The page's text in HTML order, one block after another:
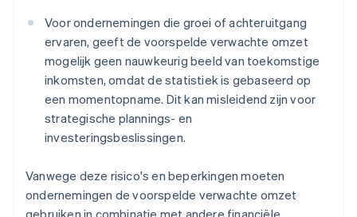
Voor ondernemingen die groei of achteruitgang
ervaren, geeft de voorspelde verwachte omzet
mogelijk geen nauwkeurig beeld van toekomstige
inkomsten, omdat de statistiek is gebaseerd op
een momentopname. Dit kan misleidend zijn voor
strategische plannings- en
investeringsbeslissingen.
Vanwege deze risico's en beperkingen moeten
ondernemingen de voorspelde verwachte omzet